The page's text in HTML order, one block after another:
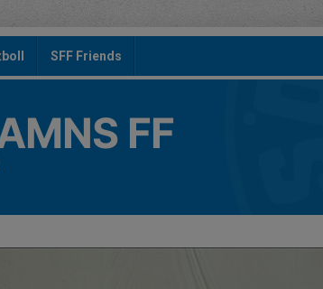
SFF Friends
FF